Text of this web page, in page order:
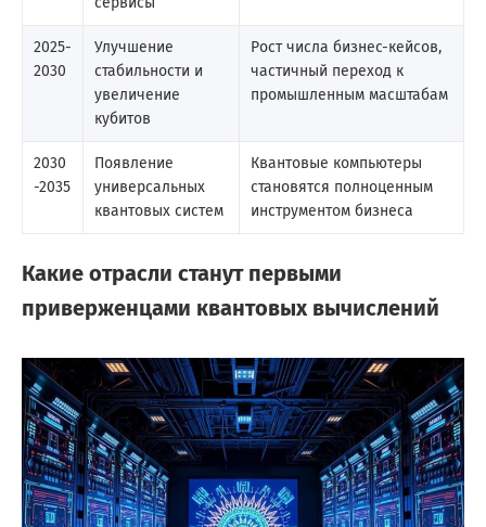
2025-
2030
Улучшение
стабильности и
увеличение
кубитов
Рост числа бизнес-кейсов,
частичный переход к
промышленным масштабам
2030
-2035
Появление
универсальных
квантовых систем
Квантовые компьютеры
становятся полноценным
инструментом бизнеса
Какие отрасли станут первыми
приверженцами квантовых вычислений